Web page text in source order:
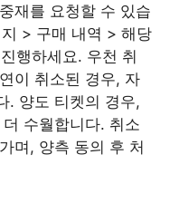
재를 요청할 수 있습
> 구매 내역 > 해당
행하세요. 우천 취
이 취소된 경우, 자
. 양도 티켓의 경우,
수월합니다. 취소
며, 양측 동의 후 처